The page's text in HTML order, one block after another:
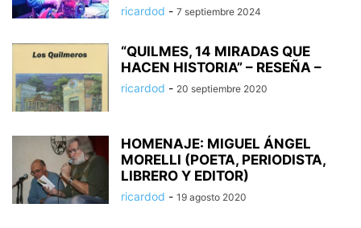
ricardod - 7 septiembre 2024
“QUILMES, 14 MIRADAS QUE
HACEN HISTORIA” – RESEÑA –
ricardod - 20 septiembre 2020
HOMENAJE: MIGUEL ÁNGEL
MORELLI (POETA, PERIODISTA,
ricardod - 19 agosto 2020